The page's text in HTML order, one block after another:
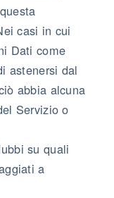
casi in cui
Dati come
astenersi dal
abbia alcuna
Servizio o
su quali
a